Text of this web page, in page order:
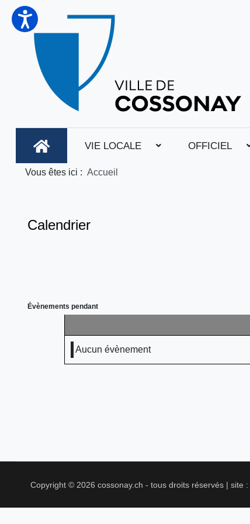
VIE LOCALE OFFICIEL
Vous êtes ici : Accueil
Calendrier
Évènements pendant
Aucun évènement
Copyright © 2026 cossonay.ch - tous droits réservés | site :